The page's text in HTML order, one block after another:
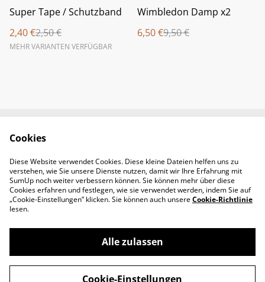
%
Super Tape / Schutzband
2,40 €2,50 €
MEHR VARIANTEN VERFÜGBAR
%
Wimbledon Damp x2
6,50 €9,50 €
Legal Terms
Privacy Policy
Cookie Policy
©2026Padel-Tennisshop
Cookies
Diese Website verwendet Cookies. Diese kleine Dateien helfen uns zu
verstehen, wie Sie unsere Dienste nutzen, damit wir Ihre Erfahrung mit
SumUp noch weiter verbessern können. Sie können mehr über diese
Cookies erfahren und festlegen, wie sie verwendet werden, indem Sie auf
„Cookie-Einstellungen” klicken. Sie können auch unsereCookie-Richtlinie
lesen.
Alle zulassen
Cookie-Einstellungen